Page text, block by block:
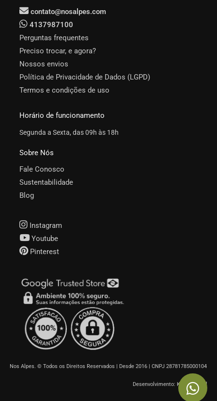
contato@nosalpes.com
4137987100
Perguntas frequentes
Preciso trocar, e agora?
Nossos envios
Política de Privacidade de Dados (LGPD)
Termos e condições de uso
Horário de funcionamento
Segunda a Sexta, das 09h às 18h
Sobre Nós
Fale Conosco
Sustentabilidade
Blog
Instagram
Youtube
Pinterest
Nos Alpes. © Todos os Direitos Reservados | Desde 2016 | CNPJ 28781785000104
Desenvolvimento: Koala Digital